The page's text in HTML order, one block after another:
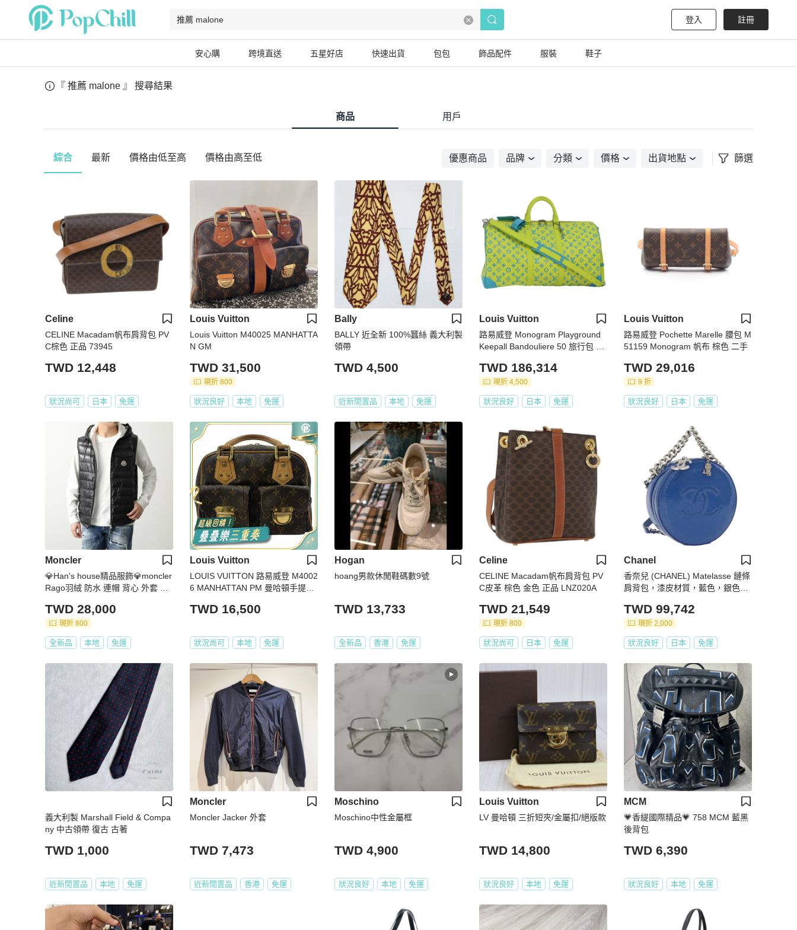
登入 註冊
安心購 跨境直送 五星好店 快速出貨 包包 飾品配件 服裝 鞋子
『 推薦 malone 』 搜尋結果
商品 用戶
綜合 最新 價格由低至高 價格由高至低 優惠商品 品牌 分類 價格 出貨地點 篩選
Celine
CELINE Macadam帆布肩背包 PV
C棕色 正品 73945
TWD 12,448
狀況尚可 日本 免運
Louis Vuitton
Louis Vuitton M40025 MANHATTA
N GM
TWD 31,500
現折 800
狀況良好 本地 免運
Bally
BALLY 近全新 100%蠶絲 義大利製
領帶
TWD 4,500
近新閒置品 本地 免運
Louis Vuitton
路易威登 Monogram Playground
Keepall Bandouliere 50 旅行包 M
TWD 186,314
現折 4,500
狀況良好 日本 免運
Louis Vuitton
路易威登 Pochette Marelle 腰包 M
51159 Monogram 帆布 棕色 二手
TWD 29,016
9 折
狀況良好 日本 免運
Moncler
💎Han's house精品服飾💎moncler
Rago羽絨 防水 連帽 背心 外套 現
TWD 28,000
現折 800
全新品 本地 免運
Louis Vuitton
LOUIS VUITTON 路易威登 M4002
6 MANHATTAN PM 曼哈頓手提包
TWD 16,500
狀況尚可 本地 免運
Hogan
hoang男款休閒鞋碼數9號
TWD 13,733
全新品 香港 免運
Celine
CELINE Macadam帆布肩背包 PV
C皮革 棕色 金色 正品 LNZ020A
TWD 21,549
現折 800
狀況尚可 日本 免運
Chanel
香奈兒 (CHANEL) Matelasse 鏈條
肩背包，漆皮材質，藍色，銀色雙
TWD 99,742
現折 2,000
狀況良好 日本 免運
義大利製 Marshall Field & Compa
ny 中古領帶 復古 古著
TWD 1,000
近新閒置品 本地 免運
Moncler
Moncler Jacker 外套
TWD 7,473
近新閒置品 香港 免運
Moschino
Moschino中性金屬框
TWD 4,900
狀況良好 本地 免運
Louis Vuitton
LV 曼哈頓 三折短夾/金屬扣/絕版款
TWD 14,800
狀況良好 本地 免運
MCM
💗香緹國際精品💗 758 MCM 藍黑
後背包
TWD 6,390
狀況良好 本地 免運